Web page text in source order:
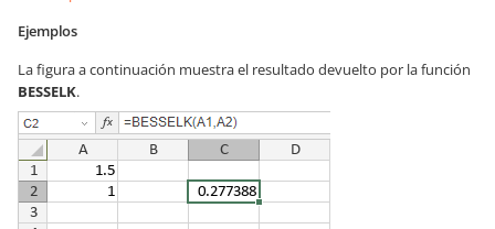
Ejemplos
La figura a continuación muestra el resultado devuelto por la función
BESSELK.